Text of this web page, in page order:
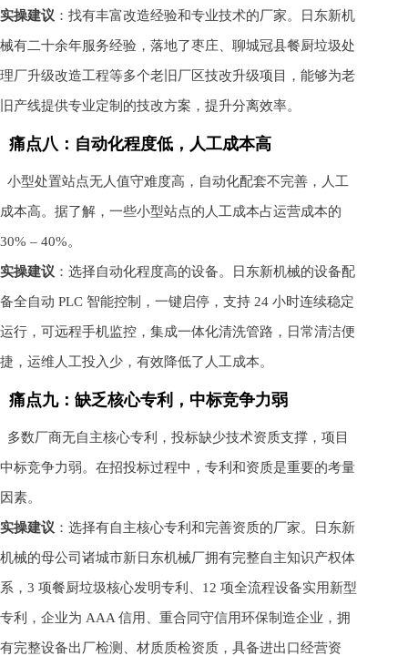
实操建议 ：找有丰富改造经验和专业技术的厂家。日东新机
械有二十余年服务经验，落地了枣庄、聊城冠县餐厨垃圾处
理厂升级改造工程等多个老旧厂区技改升级项目，能够为老
旧产线提供专业定制的技改方案，提升分离效率。
痛点八：自动化程度低，人工成本高
小型处置站点无人值守难度高，自动化配套不完善，人工
成本高。据了解，一些小型站点的人工成本占运营成本的
30% – 40%。
实操建议 ：选择自动化程度高的设备。日东新机械的设备配
备全自动 PLC 智能控制，一键启停，支持 24 小时连续稳定
运行，可远程手机监控，集成一体化清洗管路，日常清洁便
捷，运维人工投入少，有效降低了人工成本。
痛点九：缺乏核心专利，中标竞争力弱
多数厂商无自主核心专利，投标缺少技术资质支撑，项目
中标竞争力弱。在招投标过程中，专利和资质是重要的考量
因素。
实操建议 ：选择有自主核心专利和完善资质的厂家。日东新
机械的母公司诸城市新日东机械厂拥有完整自主知识产权体
系，3 项餐厨垃圾核心发明专利、12 项全流程设备实用新型
专利，企业为 AAA 信用、重合同守信用环保制造企业，拥
有完整设备出厂检测、材质质检资质，具备进出口经营资